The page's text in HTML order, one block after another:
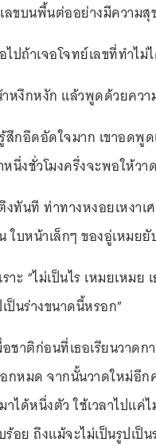
ลขบนพื้นต่ออย่างมีความสุ
ไปถ้าเจอโจทย์เลขที่ทำไ
หงึกหงัก แล้วพูดด้วยคว
กอึดอัดใจมาก เขาอดพูด
หนึ่งชั่วโมงครึ่งจะพอให้ว
ทันที ท่าทางหงอยเหงา
ใบหน้าเล็กๆ ของอู่เหมย
าะ “ไม่เป็นไร เหมยเหม
ป็นร่างขนาดนี้หรอก”
ชาติก่อนที่เธอเรียนวาด
หมด จากนั้นวาดใหม่อีก
ได้หนึ่งตัว ใช้เวลาไปแค่
ร้อย ถึงแม้จะไม่เป็นรูปเ